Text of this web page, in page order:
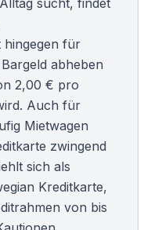
sucht, findet
hingegen für
abheben
2,00 € pro
Auch für
Mietwagen
zwingend
sich als
Kreditkarte,
von bis